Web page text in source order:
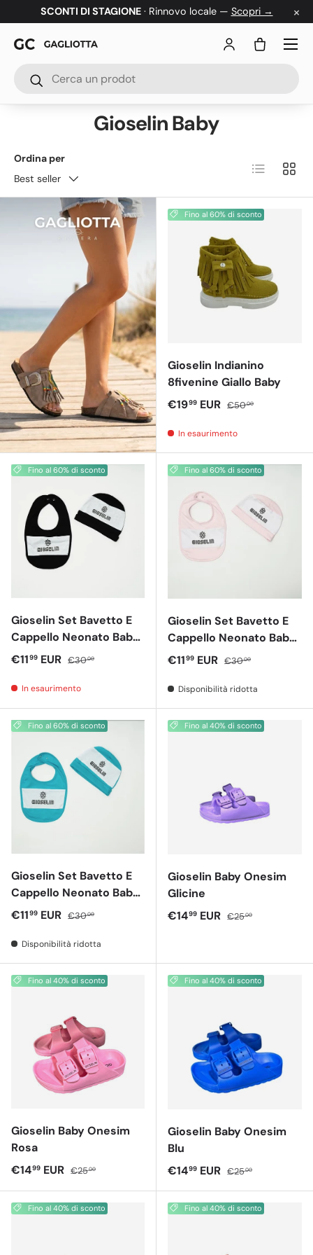
Passa ai contenuti
SCONTI DI STAGIONE· Rinnovo locale — Scopri → ×
Cerca
AccediBorsa
Menu
Gioselin Baby
Ordina per
Best seller
Elenco
Fino al 60% di sconto
Gioselin Indianino
8fivenine Giallo Baby
Prezzo di vendita
€1999 EUR Prezzo normale
€5000
In esaurimento
Fino al 60% di sconto
Gioselin Set Bavetto E
Cappello Neonato Baby
Nero
Prezzo di vendita
€1199 EUR Prezzo normale
€3000
In esaurimento
Fino al 60% di sconto
Gioselin Set Bavetto E
Cappello Neonato Baby
Rosa
Prezzo di vendita
€1199 EUR Prezzo normale
€3000
Disponibilità ridotta
Fino al 60% di sconto
Gioselin Set Bavetto E
Cappello Neonato Baby
Azzurro
Prezzo di vendita
€1199 EUR Prezzo normale
€3000
Disponibilità ridotta
Fino al 40% di sconto
Gioselin Baby Onesim
Glicine
Prezzo di vendita
€1499 EUR Prezzo normale
€2500
Fino al 40% di sconto
Gioselin Baby Onesim
Rosa
Prezzo di vendita
€1499 EUR Prezzo normale
€2500
Fino al 40% di sconto
Gioselin Baby Onesim
Blu
Prezzo di vendita
€1499 EUR Prezzo normale
€2500
Fino al 40% di sconto Fino al 40% di sconto